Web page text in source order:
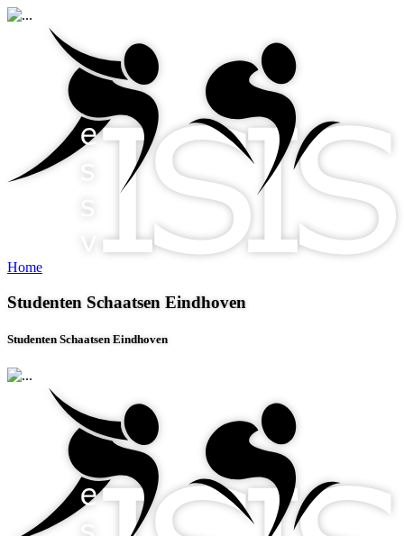
Home
Studenten Schaatsen Eindhoven
Studenten Schaatsen Eindhoven